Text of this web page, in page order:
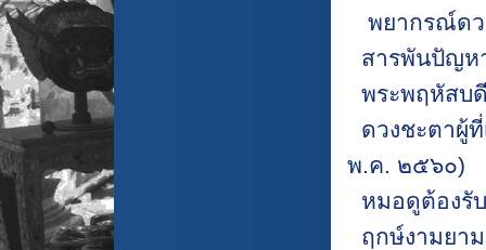
พยากรณ์ดว
สารพันปัญห
พระพฤหัสบ
ดวงชะตาผู้
พ.ค. ๒๕๖๐)
หมอดูต้องรั
ฤกษ์งามยา